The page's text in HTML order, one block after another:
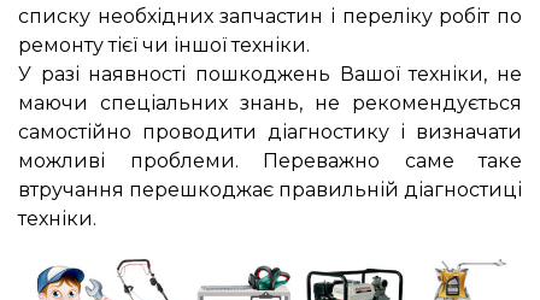
списку необхідних запчастин і переліку робіт по
ремонту тієї чи іншої техніки.
У разі наявності пошкоджень Вашої техніки, не
маючи спеціальних знань, не рекомендується
самостійно проводити діагностику і визначати
можливі проблеми. Переважно саме таке
втручання перешкоджає правильній діагностиці
техніки.